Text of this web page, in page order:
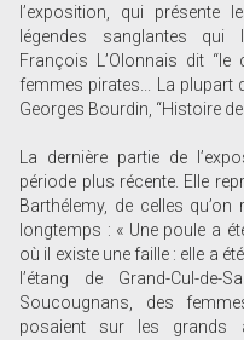
l’exposition, qui présente
légendes sanglantes qui
François L’Olonnais dit “le
femmes pirates... La plupart
Georges Bourdin, “Histoire
La dernière partie de
période plus récente. Elle
Barthélemy, de celles
longtemps : « Une poule a
où il existe une faille : elle a
l’étang de Grand-Cul-
Soucougnans, des
posaient sur les grands